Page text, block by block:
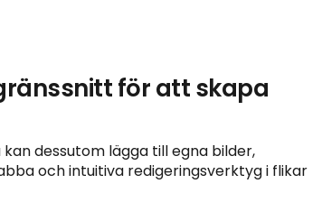
för att skapa
dessutom lägga till egna bilder,
och intuitiva redigeringsverktyg i flikar